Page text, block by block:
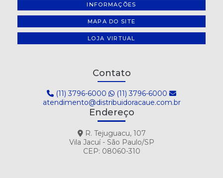
INFORMAÇÕES
MAPA DO SITE
LOJA VIRTUAL
Contato
(11) 3796-6000
(11) 3796-6000
atendimento@distribuidoracaue.com.br
Endereço
R. Tejuguacu, 107
Vila Jacuí - São Paulo/SP
CEP: 08060-310